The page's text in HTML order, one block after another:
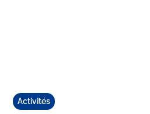
Activités